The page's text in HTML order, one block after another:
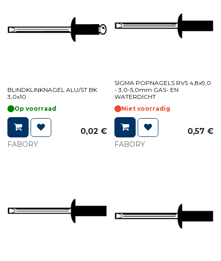
BLINDKLINKNAGEL ALU/ST BK
3,0x10
Op voorraad
0,02 €
FABORY
SIGMA POPNAGELS RVS 4,8x9,0
- 3,0-5,0mm GAS- EN
WATERDICHT
Niet voorradig
0,57 €
FABORY